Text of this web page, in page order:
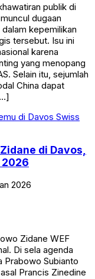
publik di
dugaan
kepemilikan
tersebut. Isu ini
karena
yang menopang
Selain itu, sejumlah
China dapat
di Davos,
2026
2026
Zidane WEF
Di sela agenda
Prabowo Subianto
Prancis Zinedine